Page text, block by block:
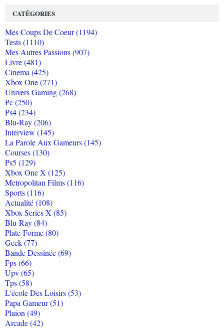
CATÉGORIES
Mes Coups De Coeur (1194)
Tests (1110)
Mes Autres Passions (907)
Livre (481)
Cinema (425)
Xbox One (271)
Univers Gaming (268)
Pc (250)
Ps4 (234)
Blu-Ray (206)
Interview (145)
La Parole Aux Gameurs (145)
Courses (130)
Ps5 (129)
Xbox One X (125)
Metropolitan Films (116)
Sports (116)
Actualité (108)
Xbox Series X (85)
Blu-Ray (84)
Plate-Forme (80)
Geek (77)
Bande Dessinée (69)
Fps (66)
Upv (65)
Tps (58)
L'école Des Loisirs (53)
Papa Gameur (51)
Plaion (49)
Arcade (42)